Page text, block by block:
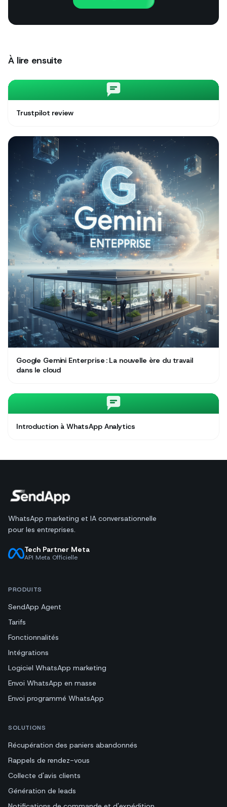
À lire ensuite
Trustpilot review
Google Gemini Enterprise : La nouvelle ère du travail
dans le cloud
Introduction à WhatsApp Analytics
WhatsApp marketing et IA conversationnelle
pour les entreprises.
Tech Partner Meta
API Meta Officielle
PRODUITS
SendApp Agent
Tarifs
Fonctionnalités
Intégrations
Logiciel WhatsApp marketing
Envoi WhatsApp en masse
Envoi programmé WhatsApp
SOLUTIONS
Récupération des paniers abandonnés
Rappels de rendez-vous
Collecte d'avis clients
Génération de leads